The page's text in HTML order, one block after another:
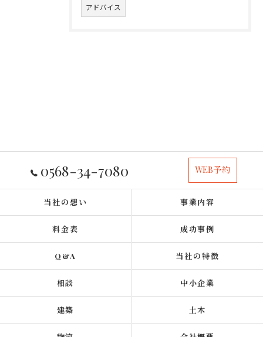
アドバイス
0568-34-7080 WEB予約
当社の想い 事業内容
料金表 成功事例
Q&A 当社の特徴
相談 中小企業
建築 土木